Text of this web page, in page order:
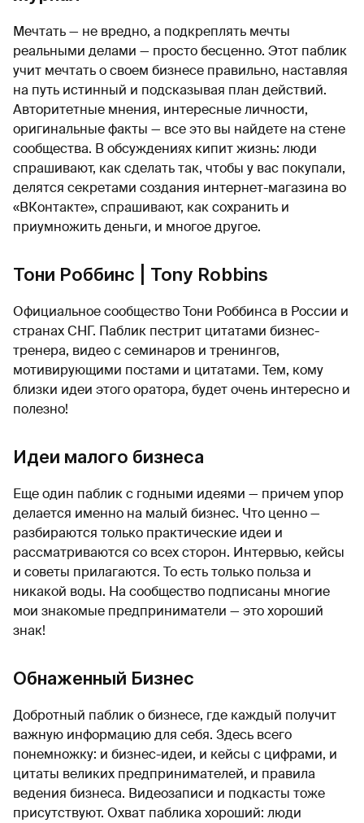
Мечтать — не вредно, а подкреплять мечты
реальными делами — просто бесценно. Этот паблик
учит мечтать о своем бизнесе правильно, наставляя
на путь истинный и подсказывая план действий.
Авторитетные мнения, интересные личности,
оригинальные факты — все это вы найдете на стене
сообщества. В обсуждениях кипит жизнь: люди
спрашивают, как сделать так, чтобы у вас покупали,
делятся секретами создания интернет-магазина во
«ВКонтакте», спрашивают, как сохранить и
приумножить деньги, и многое другое.
Тони Роббинс | Tony Robbins
Официальное сообщество Тони Роббинса в России и
странах СНГ. Паблик пестрит цитатами бизнес-
тренера, видео с семинаров и тренингов,
мотивирующими постами и цитатами. Тем, кому
близки идеи этого оратора, будет очень интересно и
полезно!
Идеи малого бизнеса
Еще один паблик с годными идеями — причем упор
делается именно на малый бизнес. Что ценно —
разбираются только практические идеи и
рассматриваются со всех сторон. Интервью, кейсы
и советы прилагаются. То есть только польза и
никакой воды. На сообщество подписаны многие
мои знакомые предприниматели — это хороший
знак!
Обнаженный Бизнес
Добротный паблик о бизнесе, где каждый получит
важную информацию для себя. Здесь всего
понемножку: и бизнес-идеи, и кейсы с цифрами, и
цитаты великих предпринимателей, и правила
ведения бизнеса. Видеозаписи и подкасты тоже
присутствуют. Охват паблика хороший: люди